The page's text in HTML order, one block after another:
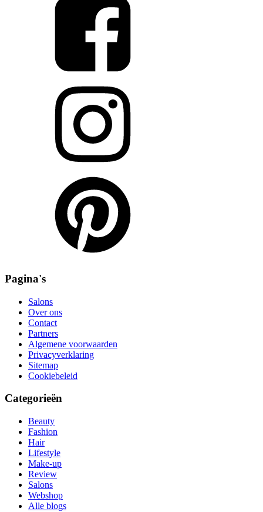
Pagina's
Salons
Over ons
Contact
Partners
Algemene voorwaarden
Privacyverklaring
Sitemap
Cookiebeleid
Categorieën
Beauty
Fashion
Hair
Lifestyle
Make-up
Review
Salons
Webshop
Alle blogs